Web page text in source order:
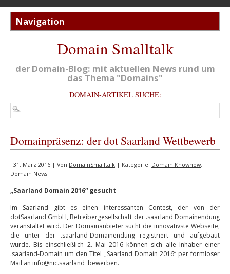
Domain Smalltalk
der Domain-Blog: mit aktuellen News rund um
das Thema "Domains"
DOMAIN-ARTIKEL SUCHE:
Domainpräsenz: der dot Saarland Wettbewerb
31. März 2016 | Von DomainSmalltalk | Kategorie: Domain Knowhow,
Domain News
„Saarland Domain 2016“ gesucht
Im Saarland gibt es einen interessanten Contest, der von der
dotSaarland GmbH, Betreibergesellschaft der .saarland Domainendung
veranstaltet wird. Der Domainanbieter sucht die innovativste Webseite,
die unter der .saarland-Domainendung registriert und aufgebaut
wurde. Bis einschließlich 2. Mai 2016 können sich alle Inhaber einer
.saarland-Domain um den Titel „Saarland Domain 2016“ per formloser
Mail an info@nic.saarland bewerben.